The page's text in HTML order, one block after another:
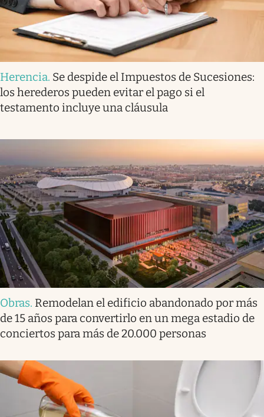
Herencia. Se despide el Impuestos de Sucesiones:
los herederos pueden evitar el pago si el
testamento incluye una cláusula
Obras. Remodelan el edificio abandonado por más
de 15 años para convertirlo en un mega estadio de
conciertos para más de 20.000 personas